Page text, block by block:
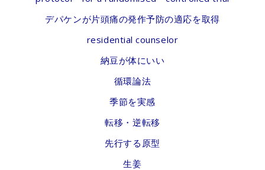
デパケンが片頭痛の発作予防の適応を取得
residential counselor
納豆が体にいい
循環論法
季節を実感
転移・逆転移
先行する原型
生姜